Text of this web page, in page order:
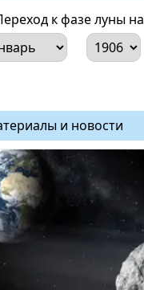
к фазе луны на
и новости